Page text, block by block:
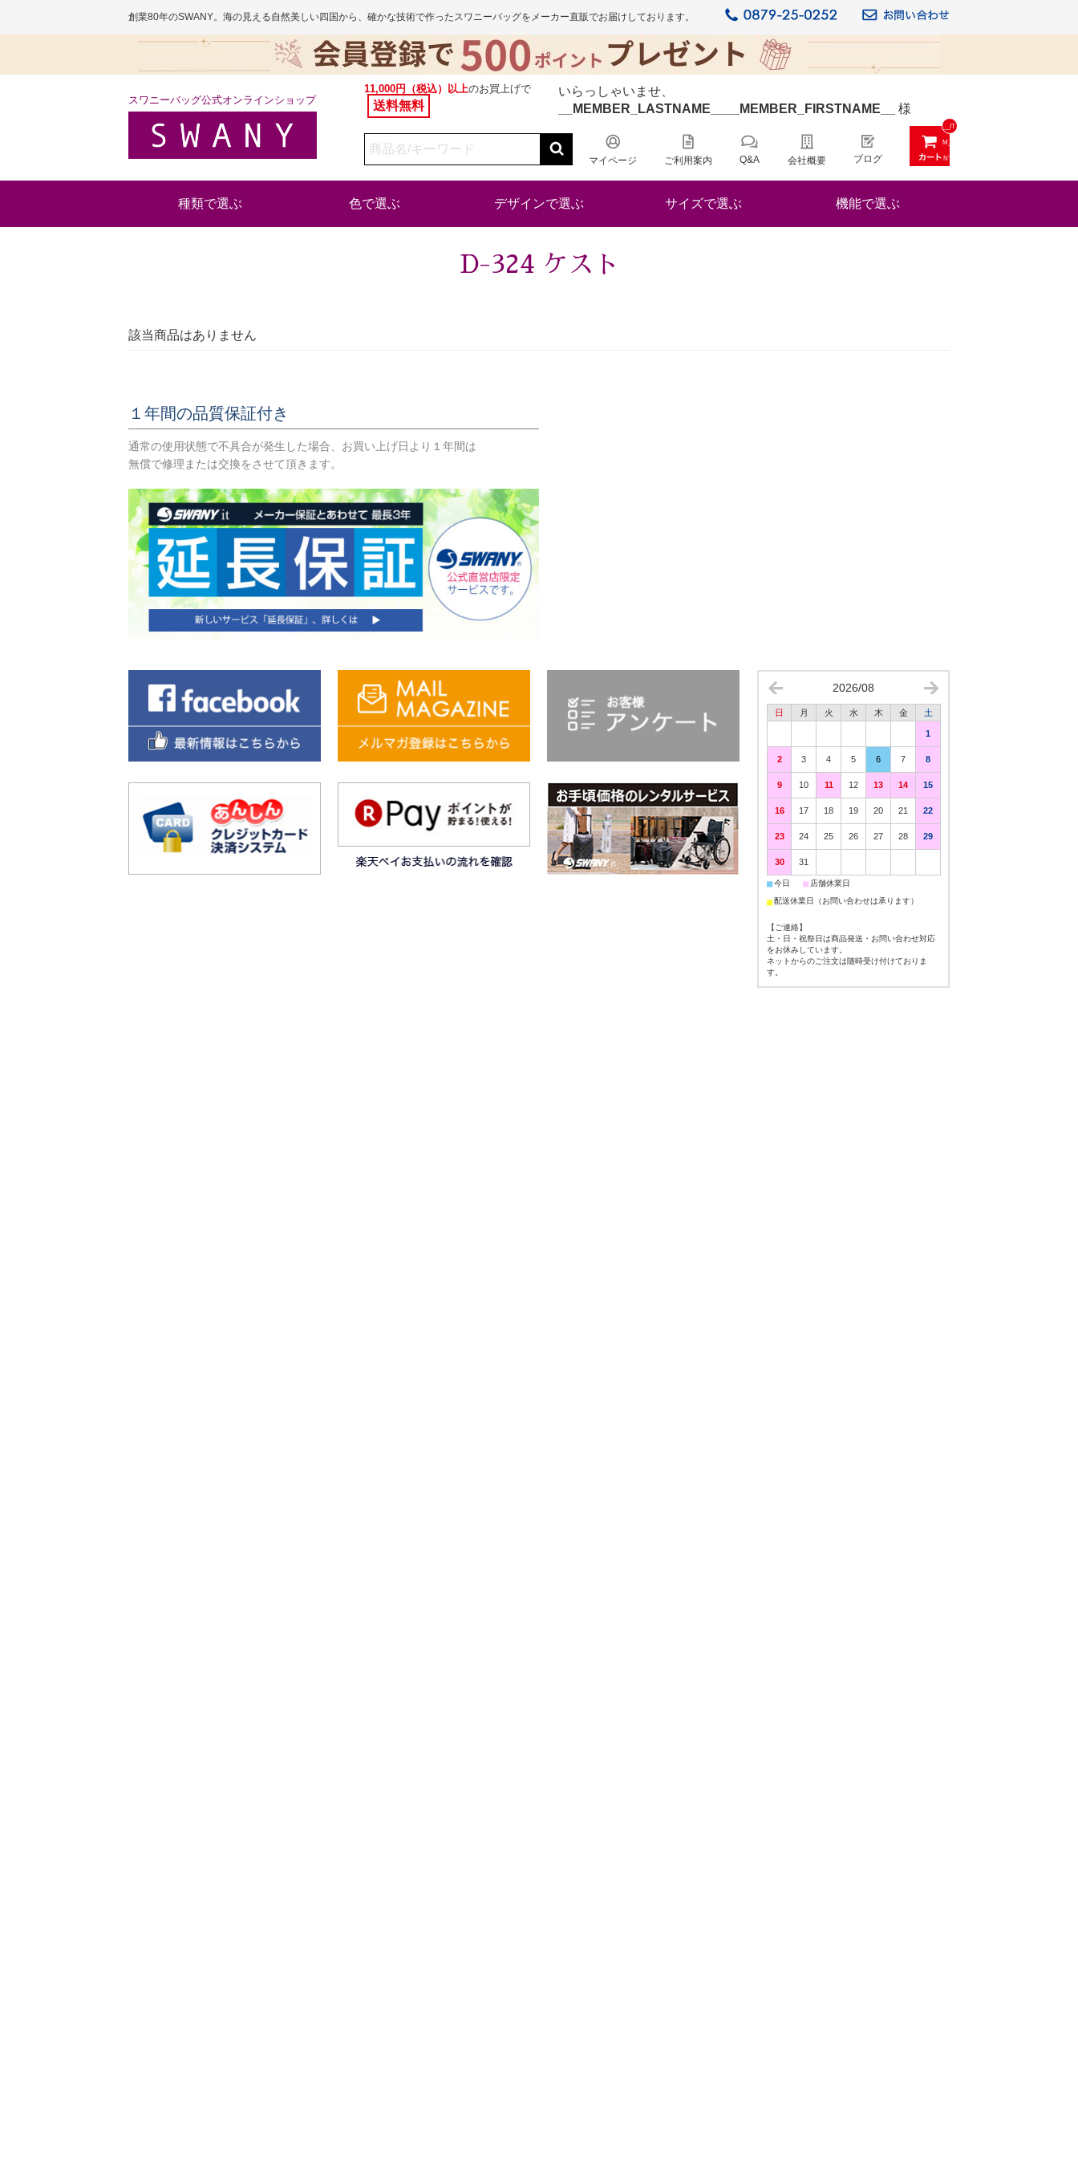
創業80年のSWANY。海の見える自然美しい四国から、確かな技術で作ったスワニーバッグをメーカー直販でお届けしております。
スワニーバッグ公式オンラインショップ
11,000円（税込）以上のお買上げで
送料無料
いらっしゃいませ、
__MEMBER_LASTNAME__
__MEMBER_FIRSTNAME__ 様
マイページ ご利用案内 Q&A 会社概要 ブログ
__IT
M_C
NT_
種類で選ぶ 色で選ぶ デザインで選ぶ サイズで選ぶ 機能で選ぶ
D-324 ケスト
該当商品はありません
１年間の品質保証付き
通常の使用状態で不具合が発生した場合、お買い上げ日より１年間は
無償で修理または交換をさせて頂きます。
2026/08
日 月 火 水 木 金 土
1
2 3 4 5 6 7 8
9 10 11 12 13 14 15
16 17 18 19 20 21 22
23 24 25 26 27 28 29
30 31
■今日 ■ 店舗休業日
■配送休業日（お問い合わせは承ります）
【ご連絡】
土・日・祝祭日は商品発送・お問い合わせ対応
をお休みしています。
ネットからのご注文は随時受け付けておりま
す。